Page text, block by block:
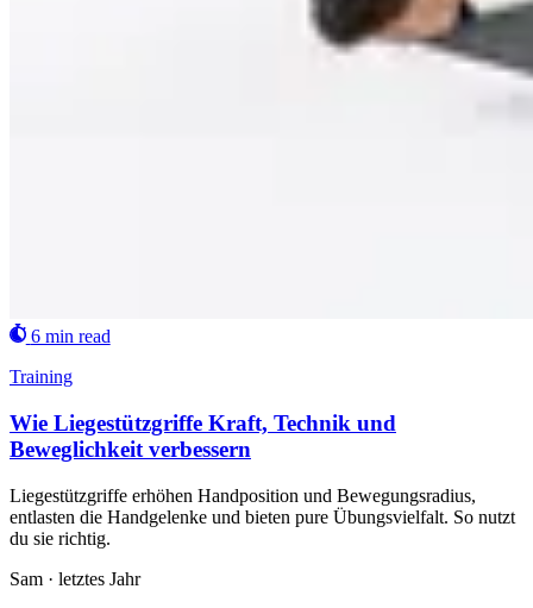
6 min read
Training
Wie Liegestützgriffe Kraft, Technik und
Beweglichkeit verbessern
Liegestützgriffe erhöhen Handposition und Bewegungsradius,
entlasten die Handgelenke und bieten pure Übungsvielfalt. So nutzt
du sie richtig.
Sam · letztes Jahr